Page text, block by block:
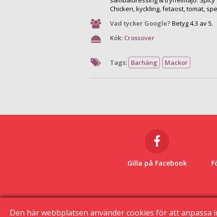
Chicken, kyckling, fetaost, tomat,
Vad tycker Google? Betyg 4.3 av 5.
Kök: Crossover
Tags: Barhäng Mackor
Gilla på Facebook
Den här webbplatsen använder cookies för att